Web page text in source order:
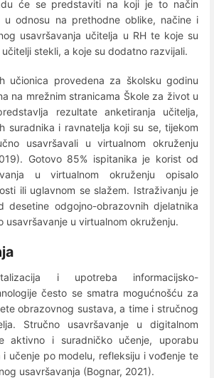
će se predstaviti na koji je to način
u odnosu na prethodne oblike, načine i
usavršavanja učitelja u RH te koje su
stekli, a koje su dodatno razvijali.
učionica provedena za školsku godinu
na mrežnim stranicama Škole za život u
rezultate anketiranja učitelja,
suradnika i ravnatelja koji su se, tijekom
usavršavali u virtualnom okruženju
Gotovo 85% ispitanika je korist od
u virtualnom okruženju opisalo
ili uglavnom se slažem. Istraživanju je
desetine odgojno-obrazovnih djelatnika
usavršavanje u virtualnom okruženju.
i upotreba informacijsko-
često se smatra mogućnošću za
obrazovnog sustava, a time i stručnog
Stručno usavršavanje u digitalnom
aktivno i suradničko učenje, uporabu
i učenje po modelu, refleksiju i vođenje te
usavršavanja (Bognar, 2021).